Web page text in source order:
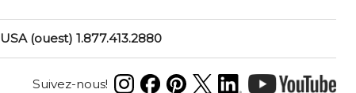
USA (ouest) 1.877.413.2880
Suivez-nous!